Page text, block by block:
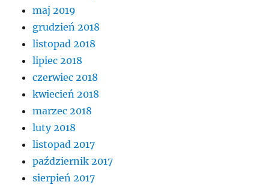
maj 2019
grudzień 2018
listopad 2018
lipiec 2018
czerwiec 2018
kwiecień 2018
marzec 2018
luty 2018
listopad 2017
październik 2017
sierpień 2017